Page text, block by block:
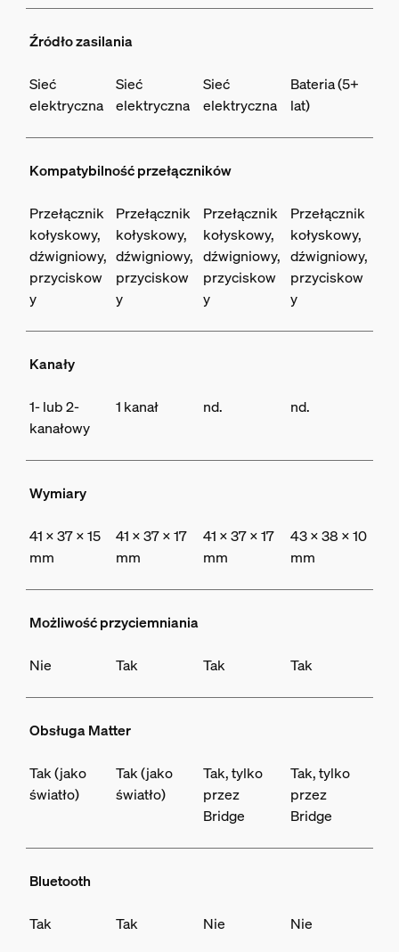
Źródło zasilania
Sieć
elektryczna
Sieć
elektryczna
Sieć
elektryczna
Bateria (5+
lat)
Kompatybilność przełączników
Przełącznik
kołyskowy,
dźwigniowy,
przyciskow
y
Przełącznik
kołyskowy,
dźwigniowy,
przyciskow
y
Przełącznik
kołyskowy,
dźwigniowy,
przyciskow
y
Przełącznik
kołyskowy,
dźwigniowy,
przyciskow
y
Kanały
1- lub 2-
kanałowy
1 kanał nd. nd.
Wymiary
41 x 37 x 15
mm
41 x 37 x 17
mm
41 x 37 x 17
mm
43 x 38 x 10
mm
Możliwość przyciemniania
Nie Tak Tak Tak
Obsługa Matter
Tak (jako
światło)
Tak (jako
światło)
Tak, tylko
przez
Bridge
Tak, tylko
przez
Bridge
Bluetooth
Tak Tak Nie Nie